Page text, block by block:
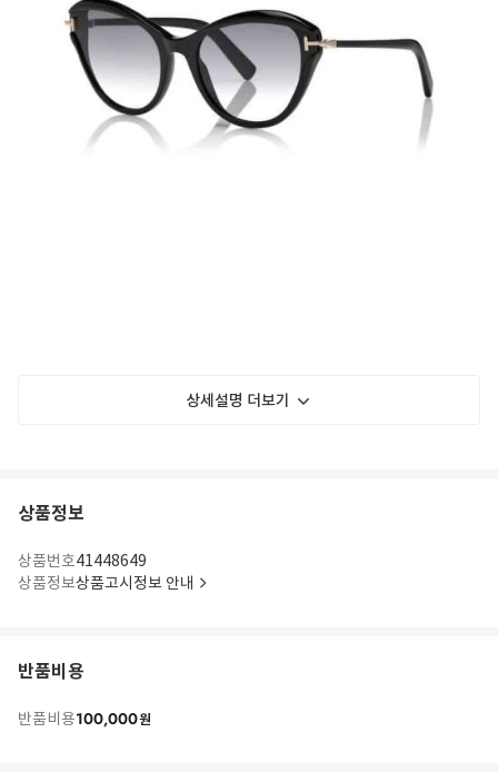
상세설명 더보기
상품정보
상품번호41448649
상품정보상품고시정보 안내
반품비용
반품비용100,000원